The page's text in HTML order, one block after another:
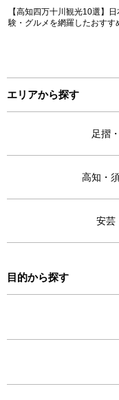
【高知四万十川観光10選】
験・グルメを網羅したおすす
エリアから探す
足摺
高知・
安芸
目的から探す